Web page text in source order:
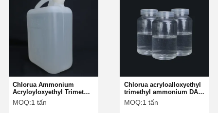
Chlorua Ammonium
Acryloyloxyethyl Trimethyl
Lỏng không màu Chỉ số
khúc xạ 1.478 mật độ
MOQ:1 tấn
Chlorua acryloalloxyethyl
trimethyl ammonium DAC
trong nước
MOQ:1 tấn